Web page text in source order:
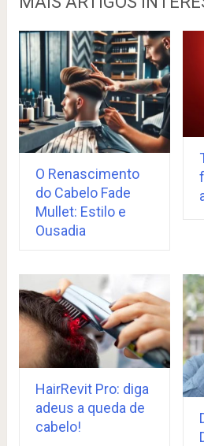
O Renascimento
do Cabelo Fade
Mullet: Estilo e
Ousadia
HairRevit Pro: diga
adeus a queda de
cabelo!